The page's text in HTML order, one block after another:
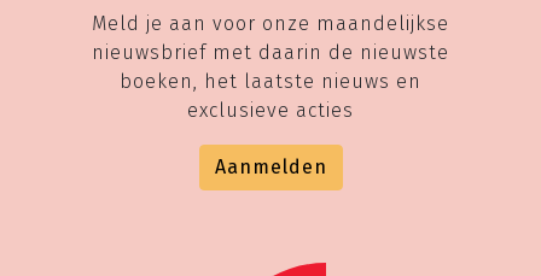
Meld je aan voor onze maandelijkse
nieuwsbrief met daarin de nieuwste
boeken, het laatste nieuws en
exclusieve acties
Aanmelden